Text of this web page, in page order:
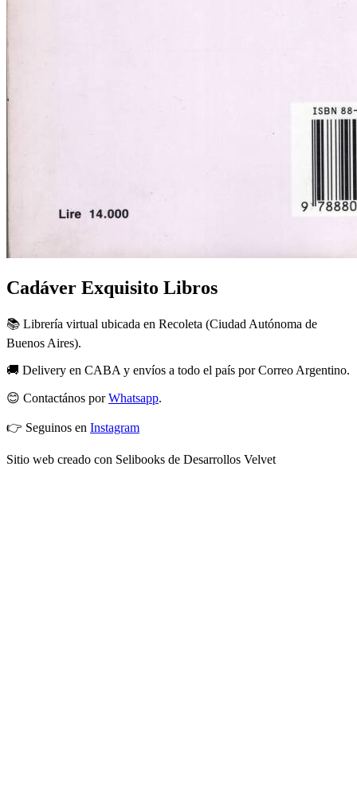
Cadáver Exquisito Libros
📚 Librería virtual ubicada en Recoleta (Ciudad Autónoma de
Buenos Aires).
🚚 Delivery en CABA y envíos a todo el país por Correo Argentino.
😊 Contactános porWhatsapp.
👉 Seguinos en Instagram
Sitio web creado con Selibooks de Desarrollos Velvet